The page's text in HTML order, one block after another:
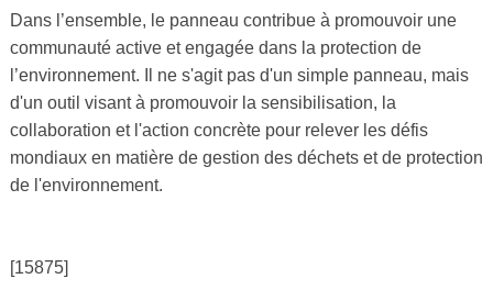
Dans l’ensemble, le panneau contribue à promouvoir une
communauté active et engagée dans la protection de
l’environnement. Il ne s'agit pas d'un simple panneau, mais
d'un outil visant à promouvoir la sensibilisation, la
collaboration et l'action concrète pour relever les défis
mondiaux en matière de gestion des déchets et de protection
de l'environnement.
[15875]